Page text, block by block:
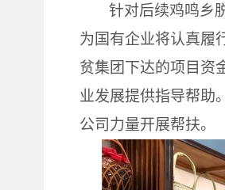
针对后续鸡鸣乡
为国有企业将认真履
贫集团下达的项目资
业发展提供指导帮助
公司力量开展帮扶。